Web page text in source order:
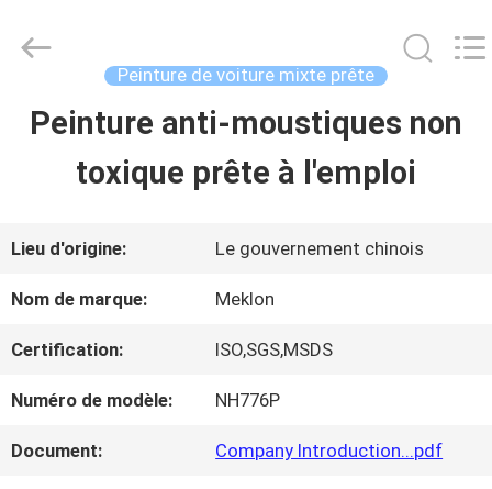
APERÇU
VIDÉOS
PROPOS
DE
Meklon
Peinture de voiture mixte prête
Peinture anti-moustiques non
toxique prête à l'emploi
Lieu d'origine: Le gouvernement chinois
Nom de marque: Meklon
Certification: ISO,SGS,MSDS
Numéro de modèle: NH776P
Document: Company Introduction...pdf